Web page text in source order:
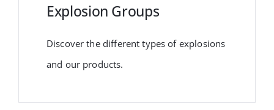
Explosion Groups
Discover the different types of explosions
and our products.